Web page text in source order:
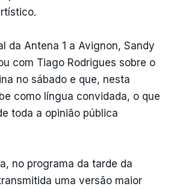
da Antena 1 a Avignon, Sandy
com Tiago Rodrigues sobre o
no sábado e que, nesta
como língua convidada, o que
toda a opinião pública
no programa da tarde da
uma versão maior